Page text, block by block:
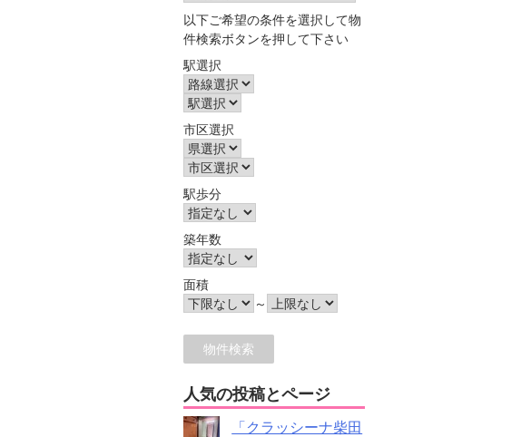
以下ご希望の条件を選択して物
件検索ボタンを押して下さい
駅選択
市区選択
駅歩分
築年数
面積
～
人気の投稿とページ
「クラッシーナ柴田